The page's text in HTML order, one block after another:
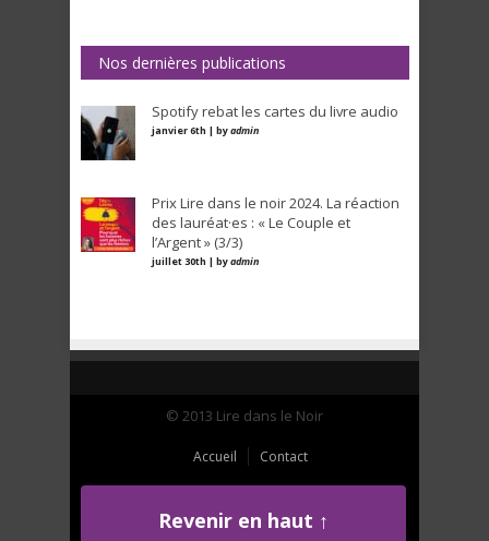
Nos dernières publications
Spotify rebat les cartes du livre audio
janvier 6th | byadmin
Prix Lire dans le noir 2024. La réaction
des lauréat·es : « Le Couple et
l’Argent » (3/3)
juillet 30th | byadmin
© 2013 Lire dans le Noir
Accueil Contact
Revenir en haut ↑